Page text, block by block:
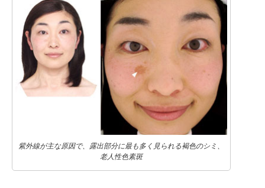
紫外線が主な原因で、露出部分に最も多く見られる褐色のシミ、
老人性色素斑